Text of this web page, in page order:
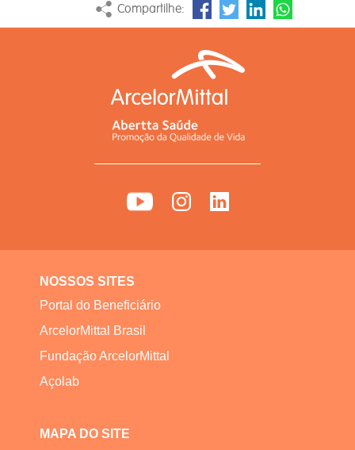
Compartilhe:
NOSSOS SITES
Portal do Beneficiário
ArcelorMittal Brasil
Fundação ArcelorMittal
Açolab
MAPA DO SITE